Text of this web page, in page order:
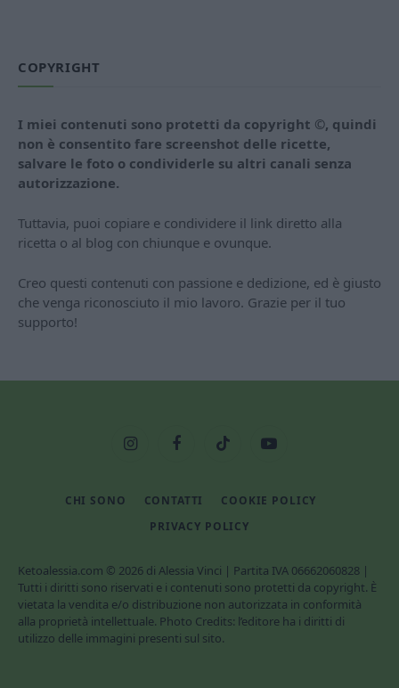
COPYRIGHT
I miei contenuti sono protetti da copyright ©, quindi
non è consentito fare screenshot delle ricette,
salvare le foto o condividerle su altri canali senza
autorizzazione.
Tuttavia, puoi copiare e condividere il link diretto alla
ricetta o al blog con chiunque e ovunque.
Creo questi contenuti con passione e dedizione, ed è giusto
che venga riconosciuto il mio lavoro. Grazie per il tuo
supporto!
InstagramFacebookTikTok YouTube
CHI SONO CONTATTI
COOKIE POLICY
PRIVACY POLICY
Ketoalessia.com © 2026 di Alessia Vinci | Partita IVA 06662060828 |
Tutti i diritti sono riservati e i contenuti sono protetti da copyright. È
vietata la vendita e/o distribuzione non autorizzata in conformità
alla proprietà intellettuale. Photo Credits: l’editore ha i diritti di
utilizzo delle immagini presenti sul sito.